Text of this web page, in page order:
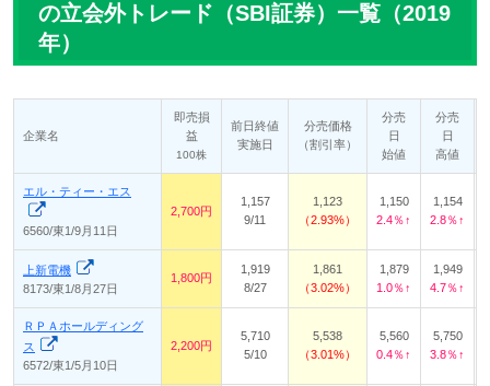
の立会外トレード（SBI証券）一覧（2019
年）
企業名
即売損
益
100株
前日終値
実施日
分売価格
（割引率）
分売
日
始値
分売
日
高値
エル・ティー・エス
6560/東1/9月11日
2,700円
1,157
9/11
1,123
2.93%
1,150
2.4％↑
1,154
2.8％↑
上新電機
8173/東1/8月27日
1,800円
1,919
8/27
1,861
3.02%
1,879
1.0％↑
1,949
4.7％↑
ＲＰＡホールディング
ス
6572/東1/5月10日
2,200円
5,710
5/10
5,538
3.01%
5,560
0.4％↑
5,750
3.8％↑